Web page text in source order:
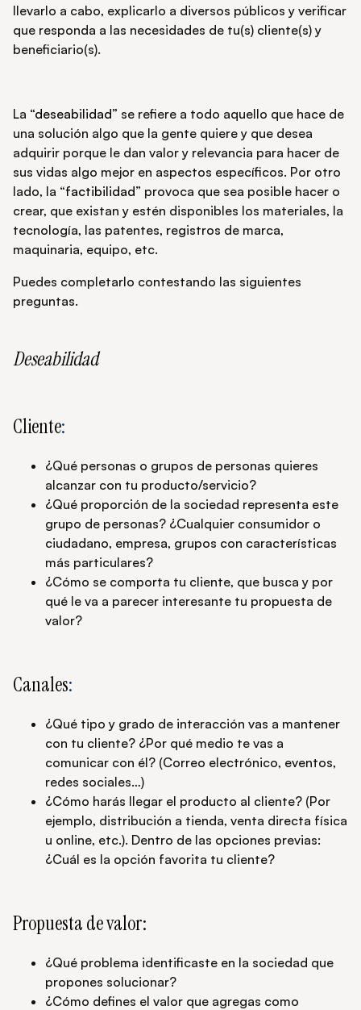
llevarlo a cabo, explicarlo a diversos públicos y verificar
que responda a las necesidades de tu(s) cliente(s) y
beneficiario(s).
La “deseabilidad” se refiere a todo aquello que hace de
una solución algo que la gente quiere y que desea
adquirir porque le dan valor y relevancia para hacer de
sus vidas algo mejor en aspectos específicos. Por otro
lado, la “factibilidad” provoca que sea posible hacer o
crear, que existan y estén disponibles los materiales, la
tecnología, las patentes, registros de marca,
maquinaria, equipo, etc.
Puedes completarlo contestando las siguientes
preguntas.
Deseabilidad
Cliente:
¿Qué personas o grupos de personas quieres
alcanzar con tu producto/servicio?
¿Qué proporción de la sociedad representa este
grupo de personas? ¿Cualquier consumidor o
ciudadano, empresa, grupos con características
más particulares?
¿Cómo se comporta tu cliente, que busca y por
qué le va a parecer interesante tu propuesta de
valor?
Canales:
¿Qué tipo y grado de interacción vas a mantener
con tu cliente? ¿Por qué medio te vas a
comunicar con él? (Correo electrónico, eventos,
redes sociales…)
¿Cómo harás llegar el producto al cliente? (Por
ejemplo, distribución a tienda, venta directa física
u online, etc.). Dentro de las opciones previas:
¿Cuál es la opción favorita tu cliente?
Propuesta de valor:
¿Qué problema identificaste en la sociedad que
propones solucionar?
¿Cómo defines el valor que agregas como